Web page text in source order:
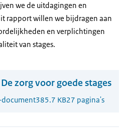
we de uitdagingen en
rapport willen we bijdragen aan
en verplichtingen
van stages.
zorg voor goede stages
document385.7 KB27 pagina's